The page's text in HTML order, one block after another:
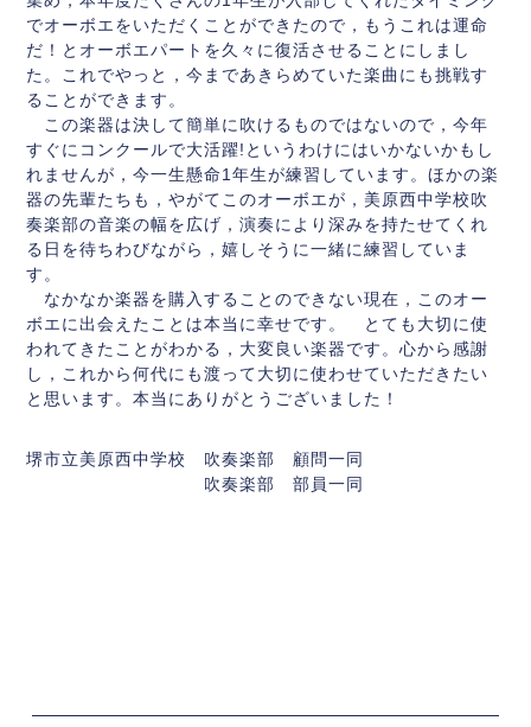
でオーボエをいただくことができたので，もうこれは運命
だ！とオーボエパートを久々に復活させることにしまし
た。これでやっと，今まであきらめていた楽曲にも挑戦す
ることができます。
この楽器は決して簡単に吹けるものではないので，今年
すぐにコンクールで大活躍!というわけにはいかないかもし
れませんが，今一生懸命1年生が練習しています。ほかの楽
器の先輩たちも，やがてこのオーボエが，美原西中学校吹
奏楽部の音楽の幅を広げ，演奏により深みを持たせてくれ
る日を待ちわびながら，嬉しそうに一緒に練習していま
す。
なかなか楽器を購入することのできない現在，このオー
ボエに出会えたことは本当に幸せです。 とても大切に使
われてきたことがわかる，大変良い楽器です。心から感謝
し，これから何代にも渡って大切に使わせていただきたい
と思います。本当にありがとうございました！
堺市立美原西中学校 吹奏楽部 顧問一同
吹奏楽部 部員一同